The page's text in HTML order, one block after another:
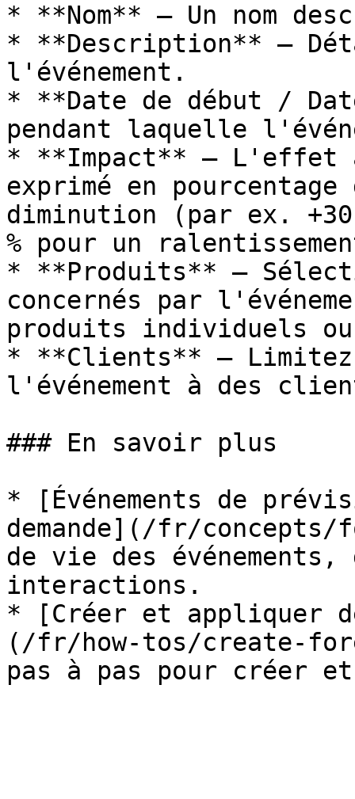
* **Nom** — Un nom
* **Description** —
l'événement.
* **Date de début /
pendant laquelle
* **Impact** — L'effet
exprimé en
diminution (par ex. +30
% pour un
* **Produits** —
concernés par
produits individuels
* **Clients** — Limitez
l'événement à des
### En savoir plus
* [Événements de
demande](/fr/concepts/
de vie des
interactions.
* [Créer et appliquer
(/fr/how-tos/create-